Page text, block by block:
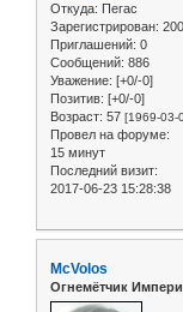
Откуда: Пегас
Зарегистрирован:
Приглашений: 0
Сообщений: 886
Уважение: [+0/-0]
Позитив: [+0/-0]
Возраст: 57 [1969-03-
Провел на форуме:
15 минут
Последний визит:
2017-06-23 15:28:38
McVolos
Огнемётчик